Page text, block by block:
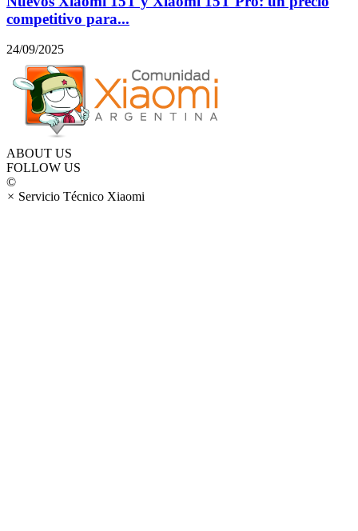
competitivo para...
24/09/2025
ABOUT US
FOLLOW US
©
× Servicio Técnico Xiaomi